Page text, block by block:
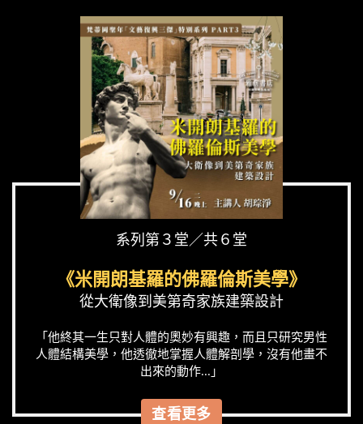
系列第３堂／共６堂
《米開朗基羅的佛羅倫斯美學》
從大衛像到美第奇家族建築設計
「他終其一生只對人體的奧妙有興趣，而且只研究男性
人體結構美學，他透徹地掌握人體解剖學，沒有他畫不
出來的動作...」
查看更多